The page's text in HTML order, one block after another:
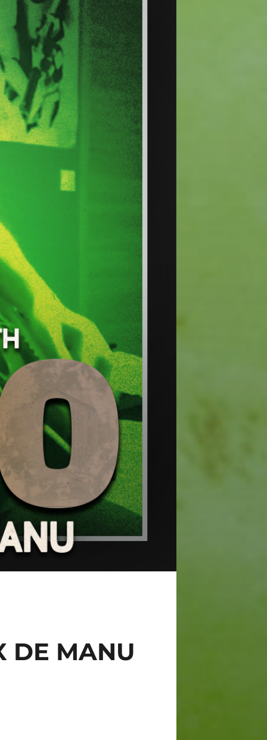
DE MANU